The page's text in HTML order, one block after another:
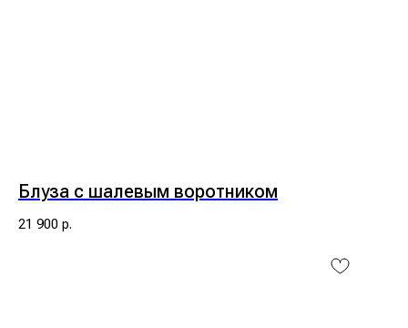
Блуза с шалевым воротником
21 900 р.